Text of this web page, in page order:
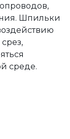
Шпильки
среде.